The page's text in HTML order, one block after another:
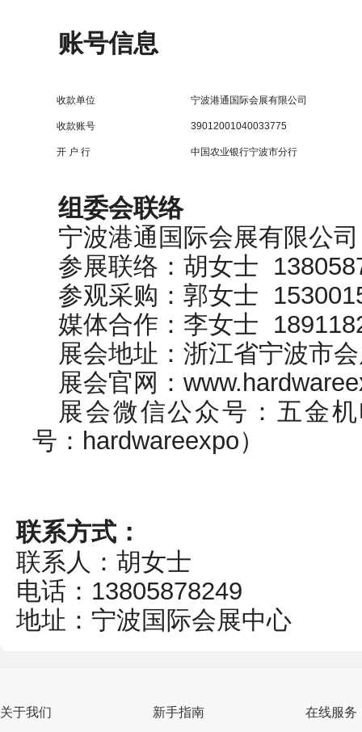
账号信息
收款单位 宁波港通国际会展有限公司
收款账号 39012001040033775
开 户 行 中国农业银行宁波市分行
组委会联络
宁波港通国际会展有限公司
参展联络：胡女士
参观采购：郭女士
媒体合作：李女士
展会地址：浙江省宁波市
展会官网：
展会微信公众号：五金
号：hardwareexpo）
联系方式：
联系人：胡女士
电话：13805878249
地址：宁波国际会展中心
关于我们 新手指南 在线服务